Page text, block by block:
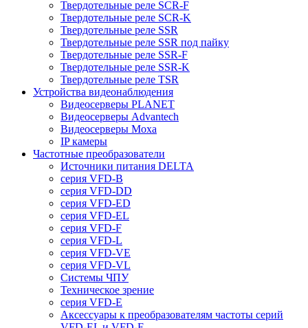
Твердотельные реле SCR-F
Твердотельные реле SCR-K
Твердотельные реле SSR
Твердотельные реле SSR под пайку
Твердотельные реле SSR-F
Твердотельные реле SSR-K
Твердотельные реле TSR
Устройства видеонаблюдения
Видеосерверы PLANET
Видеосерверы Advantech
Видеосерверы Moxa
IP камеры
Частотные преобразователи
Источники питания DELTA
серия VFD-B
серия VFD-DD
серия VFD-ED
серия VFD-EL
серия VFD-F
серия VFD-L
серия VFD-VE
серия VFD-VL
Системы ЧПУ
Техническое зрение
серия VFD-E
Аксессуары к преобразователям частоты серий